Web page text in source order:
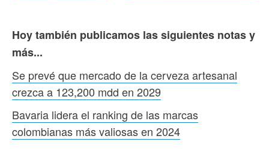
Hoy también publicamos las siguientes notas y
más...
Se prevé que mercado de la cerveza artesanal
crezca a 123,200 mdd en 2029
Bavaria lidera el ranking de las marcas
colombianas más valiosas en 2024